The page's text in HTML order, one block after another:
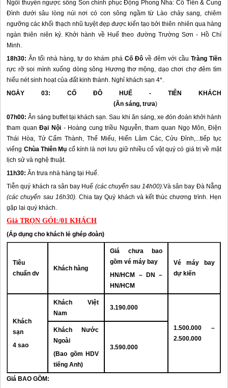
Ngồi thuyền ngược sông Son chinh phục Động Phong Nha: Cô Tiên & Cung
Đình dưới sâu lòng núi nơi có con sông ngầm từ Lào chảy sang, chiêm
ngưỡng các khối thạch nhũ tuyệt đẹp được kiến tạo bởi thiên nhiên qua hàng
ngàn thiên niên kỷ. Khởi hành về Huế theo đường Trường Sơn - Hồ Chí
Minh.
18h30: Ăn tối nhà hàng, tự do khám phá Cố Đôvề đêm với cầu Tràng Tiền
rực rỡ soi mình xuống dòng sông Hương thơ mộng, dạo chơi chợ đêm tìm
hiểu nét sinh hoạt của đất kinh thành. Nghỉ khách sạn 4*.
NGÀY 03: CỐ ĐÔ
HUẾ- TIỄN KHÁCH
(Ăn sáng, trưa)
07h00: Ăn sáng buffet tại khách sạn. Sau khi ăn sáng, xe đón đoàn khởi hành
tham quanĐại Nội - Hoàng cung triều Nguyễn, tham quan Ngọ Môn, Điện
Thái Hòa, Tử Cấm Thành, Thế Miếu, Hiển Lâm Các, Cửu Đỉnh,...tiếp tục
viếng Chùa Thiên Mụ cổ kính là nơi lưu giữ nhiều cổ vật quý có giá trị về mặt
lịch sử và nghệ thuật.
11h30:Ăn trưa nhà hàng tại Huế.
Tiễn quý khách ra sân bay Huế (các chuyến sau 14h00).Và sân bay Đà Nẵng
(các chuyến sau 16h30). Chia tay Quý khách và kết thúc chương trình. Hẹn
gặp lại quý khách.
Giá TRỌN GÓI:/01 KHÁCH
(Áp dụng cho khách lẻ ghép đoàn)
Tiêu
chuẩn dv
Khách hàng
Giá chưa bao
gồm vé máy bay
HN/HCM – DN –
HN/HCM
Vé máy bay
dự kiến
Khách
sạn
4 sao
Khách Việt
Nam
3.190.000
1.500.000 –
2.500.000
Khách Nước
Ngoài
(Bao gồm HDV
tiếng Anh)
3.590.000
Giá BAO GỒM: